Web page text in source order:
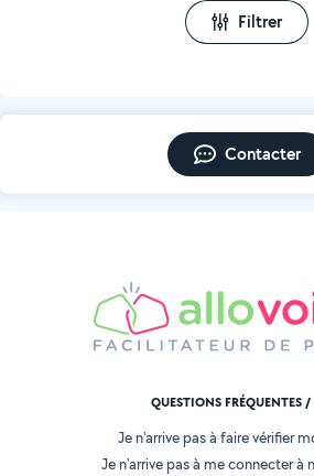
Filtrer
Contacter
QUESTIONS FRÉQUENTES
Je n'arrive pas à faire vérifier
Je n'arrive pas à me connecter